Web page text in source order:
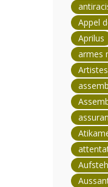
Appel
Aprilus
armes